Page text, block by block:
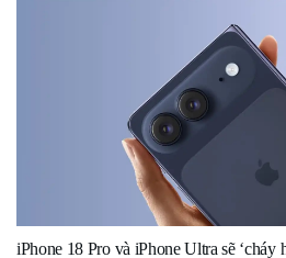
iPhone 18 Pro và iPhone Ultra sẽ ‘cháy